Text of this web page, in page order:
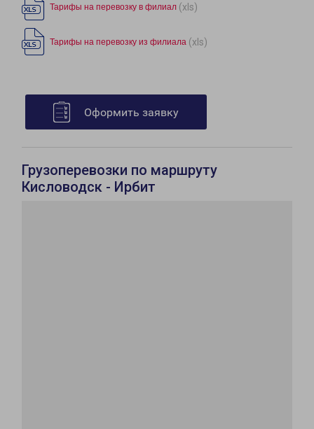
Тарифы на перевозку в филиал (xls)
Тарифы на перевозку из филиала (xls)
Оформить заявку
Грузоперевозки по маршруту
Кисловодск - Ирбит